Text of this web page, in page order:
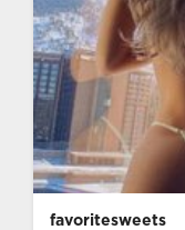
favoritesweets